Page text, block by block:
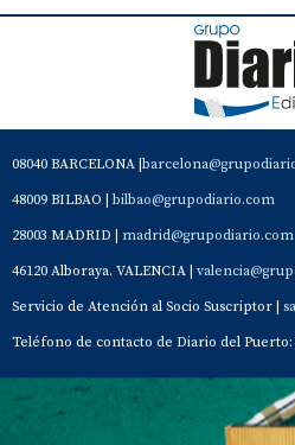
08040 BARCELONA |
48009 BILBAO | bilbao@grupodiario.com
28003 MADRID | madrid@grupodiario.com
46120 Alboraya. VALENCIA |
Servicio de Atención al Socio Suscriptor |
Teléfono de contacto de Diario del Puerto:
Contacto Aviso Legal Quiénes